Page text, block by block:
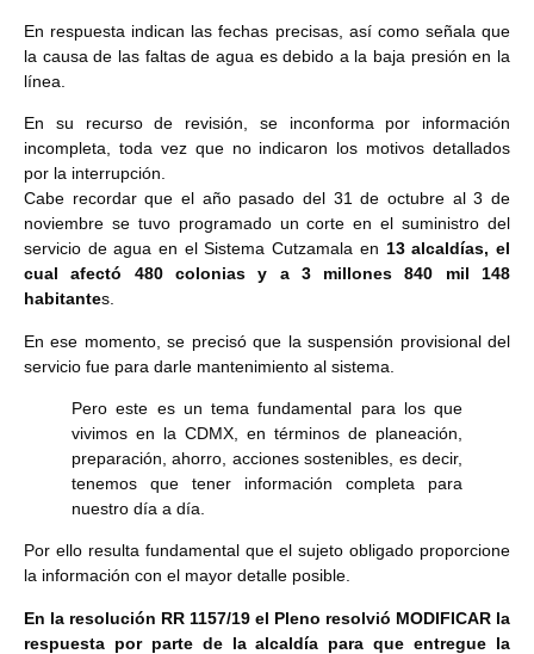
En respuesta indican las fechas precisas, así como señala que
la causa de las faltas de agua es debido a la baja presión en la
línea.
En su recurso de revisión, se inconforma por información
incompleta, toda vez que no indicaron los motivos detallados
por la interrupción.
Cabe recordar que el año pasado del 31 de octubre al 3 de
noviembre se tuvo programado un corte en el suministro del
servicio de agua en el Sistema Cutzamala en 13 alcaldías, el
cual afectó 480 colonias y a 3 millones 840 mil 148
habitantes.
En ese momento, se precisó que la suspensión provisional del
servicio fue para darle mantenimiento al sistema.
Pero este es un tema fundamental para los que
vivimos en la CDMX, en términos de planeación,
preparación, ahorro, acciones sostenibles, es decir,
tenemos que tener información completa para
nuestro día a día.
Por ello resulta fundamental que el sujeto obligado proporcione
la información con el mayor detalle posible.
En la resolución RR 1157/19 el Pleno resolvió MODIFICAR la
respuesta por parte de la alcaldía para que entregue la